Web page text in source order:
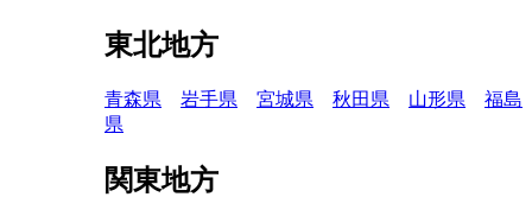
東北地方
青森県 岩手県 宮城県 秋田県 山形県
福島
県
関東地方